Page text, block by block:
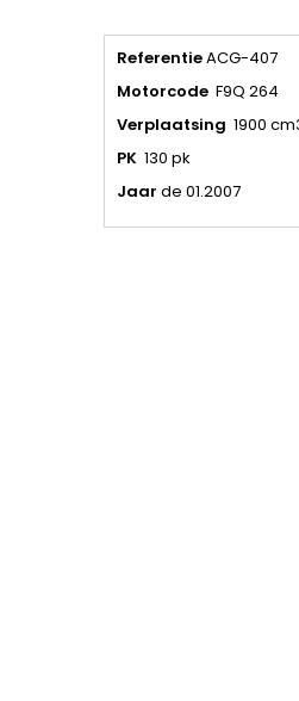
ReferentieACG-407
Motorcode F9Q 264
Verplaatsing 1900
PK 130 pk
Jaar de 01.2007